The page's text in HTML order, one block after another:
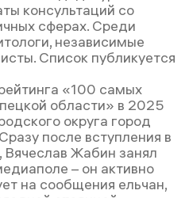
консультаций со
сферах. Среди
независимые
Список публикуется
«100 самых
области» в 2025
округа город
после вступления в
Жабин занял
– он активно
на сообщения ельчан,